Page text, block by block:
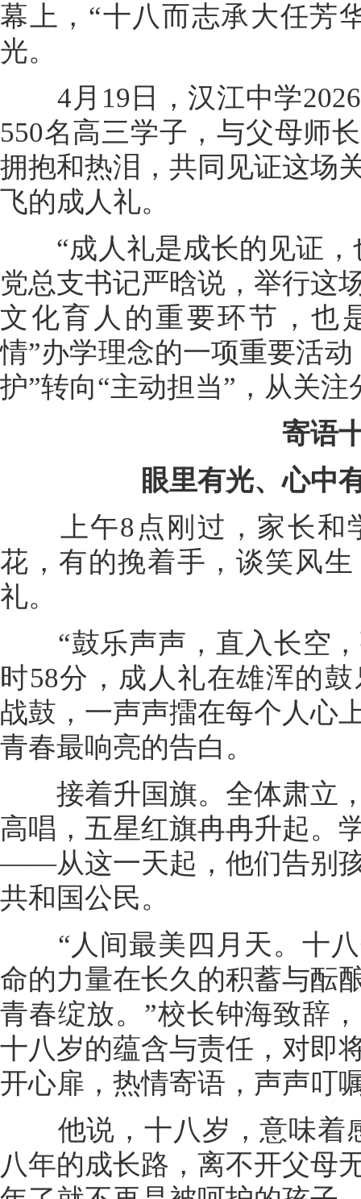
幕上，“十八而志承大任芳
光。
4月19日，汉江中学2026
550名高三学子，与父母师
拥抱和热泪，共同见证这场
飞的成人礼。
“成人礼是成长的见证，
党总支书记严晗说，举行这
文化育人的重要环节，也
情”办学理念的一项重要活
护”转向“主动担当”，从关
寄语
眼里有光、心中
上午8点刚过，家长和
花，有的挽着手，谈笑风
礼。
“鼓乐声声，直入长空，
时58分，成人礼在雄浑的
战鼓，一声声擂在每个人
青春最响亮的告白。
接着升国旗。全体肃立，
高唱，五星红旗冉冉升起。
——从这一天起，他们告别
共和国公民。
“人间最美四月天。十八
命的力量在长久的积蓄与酝
青春绽放。”校长钟海致辞
十八岁的蕴含与责任，对即
开心扉，热情寄语，声声叮
他说，十八岁，意味着
八年的成长路，离不开父母